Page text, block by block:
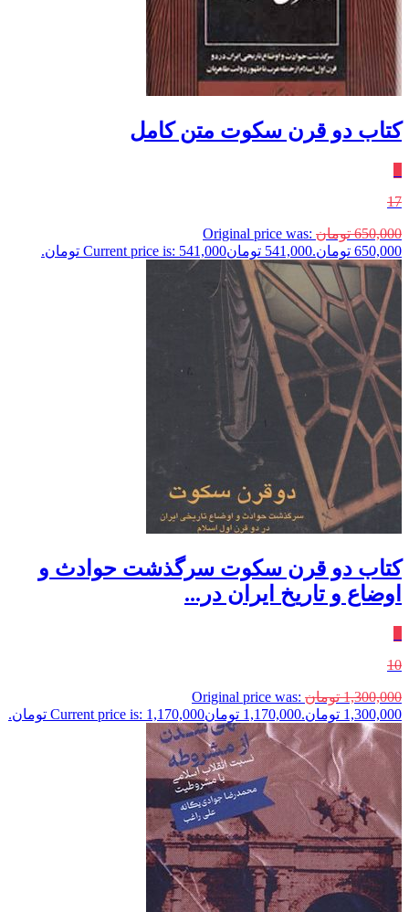
کتاب دو قرن سکوت متن کامل
17
650,000 تومان Original price was:
650,000 تومان.
541,000 تومانCurrent price is: 541,000 تومان.
کتاب دو قرن سکوت سرگذشت حوادث و
اوضاع و تاریخ ایران در...
10
1,300,000 تومان Original price was:
1,300,000 تومان.
1,170,000 تومانCurrent price is: 1,170,000 تومان.